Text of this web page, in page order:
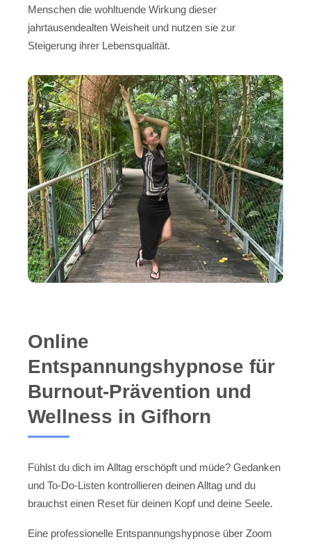
Menschen die wohltuende Wirkung dieser
jahrtausendealten Weisheit und nutzen sie zur
Steigerung ihrer Lebensqualität.
Online
Entspannungshypnose für
Burnout-Prävention und
Wellness in Gifhorn
Fühlst du dich im Alltag erschöpft und müde? Gedanken
und To-Do-Listen kontrollieren deinen Alltag und du
brauchst einen Reset für deinen Kopf und deine Seele.
Eine professionelle Entspannungshypnose über Zoom